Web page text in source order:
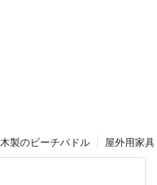
屋外用家具
木製のビーチパドル